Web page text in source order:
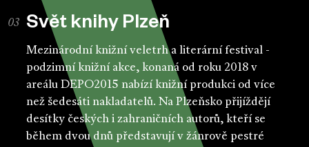
Svět knihy Plzeň
Mezinárodní knižní veletrh a literární festival -
podzimní knižní akce, konaná od roku 2018 v
areálu DEPO2015 nabízí knižní produkci od více
než šedesáti nakladatelů. Na Plzeňsko přijíždějí
desítky českých i zahraničních autorů, kteří se
během dvou dnů představují v žánrově pestré